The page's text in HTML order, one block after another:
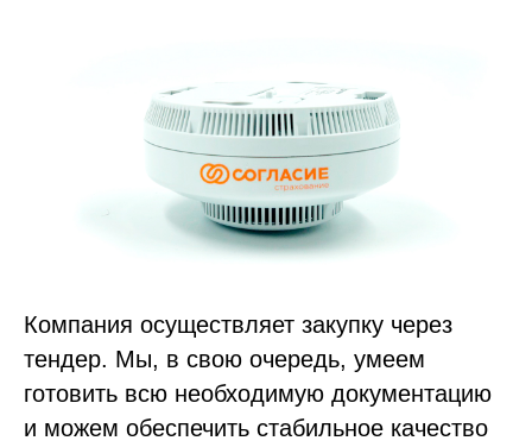
Компания осуществляет закупку через
тендер. Мы, в свою очередь, умеем
готовить всю необходимую документацию
и можем обеспечить стабильное качество